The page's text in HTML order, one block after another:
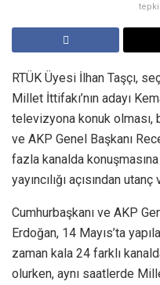
RTÜK Üyesi İlhan Taşçı,
Millet İttifakı’nın adayı
televizyona konuk olması,
ve AKP Genel Başkanı
fazla kanalda
yayıncılığı açısından
Cumhurbaşkanı ve AKP
Erdoğan, 14 Mayıs’ta
zaman kala 24 farklı
olurken, aynı saatlerde